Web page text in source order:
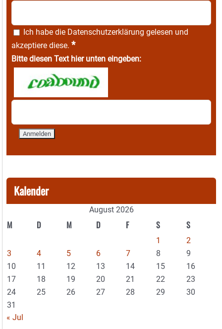
Ich habe die Datenschutzerklärung gelesen und
akzeptiere diese. *
Bitte diesen Text hier unten eingeben:
Kalender
August 2026
M D M D F S S
1
2
3
4 5 6 7 8
9
10
11 12 13 14 15
16
17
18 19 20 21 22
23
24
25 26 27 28 29
30
31
« Jul